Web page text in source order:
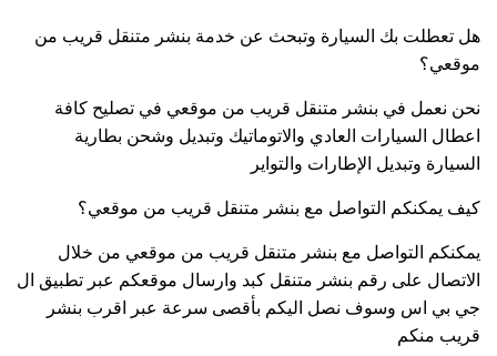
هل تعطلت بك السيارة وتبحث عن خدمة بنشر متنقل قريب من
موقعي؟
نحن نعمل في بنشر متنقل قريب من موقعي في تصليح كافة
اعطال السيارات العادي والاتوماتيك وتبديل وشحن بطارية
السيارة وتبديل الإطارات والتواير
كيف يمكنكم التواصل مع بنشر متنقل قريب من موقعي؟
يمكنكم التواصل مع بنشر متنقل قريب من موقعي من خلال
الاتصال على رقم بنشر متنقل كبد وارسال موقعكم عبر تطبيق ال
جي بي اس وسوف نصل اليكم بأقصى سرعة عبر اقرب بنشر
قريب منكم